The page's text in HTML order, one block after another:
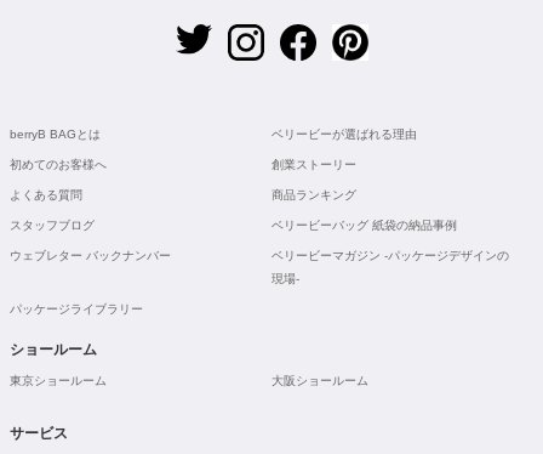
berryB BAGとは ベリービーが選ばれる理由
初めてのお客様へ 創業ストーリー
よくある質問 商品ランキング
スタッフブログ ベリービーバッグ 紙袋の納品事例
ウェブレター バックナンバー
ベリービーマガジン -パッケージデザインの
現場-
パッケージライブラリー
ショールーム
東京ショールーム 大阪ショールーム
サービス